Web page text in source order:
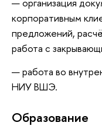
корпоративным
предложений,
работа с
работа во
НИУ ВШЭ.
Oбразование